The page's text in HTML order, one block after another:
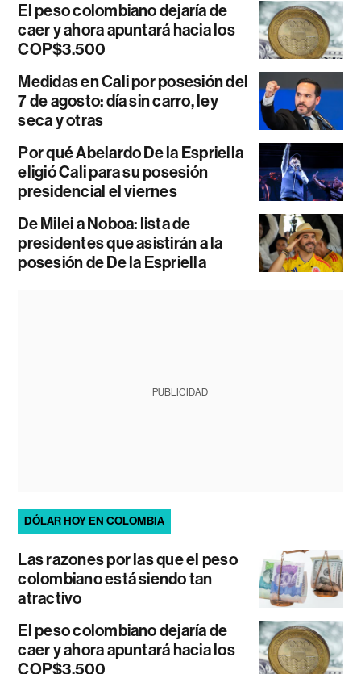
El peso colombiano dejaría de
caer y ahora apuntará hacia los
COP$3.500
Medidas en Cali por posesión del
7 de agosto: día sin carro, ley
seca y otras
Por qué Abelardo De la Espriella
eligió Cali para su posesión
presidencial el viernes
De Milei a Noboa: lista de
presidentes que asistirán a la
posesión de De la Espriella
PUBLICIDAD
DÓLAR HOY EN COLOMBIA
Las razones por las que el peso
colombiano está siendo tan
atractivo
El peso colombiano dejaría de
caer y ahora apuntará hacia los
COP$3.500